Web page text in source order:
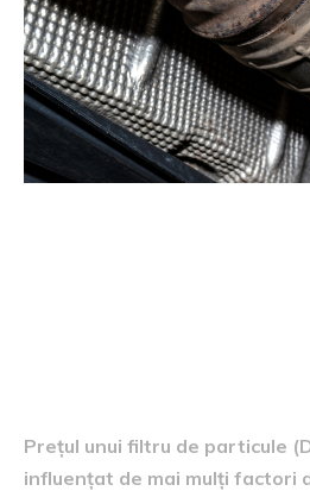
Prețul unui filtru de particule
influențat de mai mulți factori